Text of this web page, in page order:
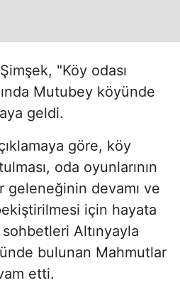
"Köy odası
Mutubey köyünde
geldi.
göre, köy
oda oyunlarının
geleneğinin devamı ve
için hayata
Altınyayla
bulunan Mahmutlar
etti.